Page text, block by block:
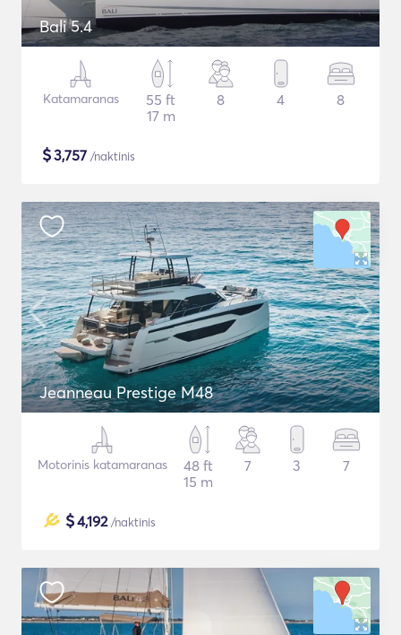
Bali 5.4
Katamaranas
55 ft
17 m
8 4 8
$3,757 /naktinis
Jeanneau Prestige M48
Motorinis katamaranas
48 ft
15 m
7 3 7
$4,192/naktinis